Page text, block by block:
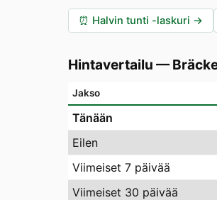
⏰ Halvin tunti -laskuri →
Hintavertailu —
Jakso
Tänään
Eilen
Viimeiset 7 päivää
Viimeiset 30 päivää